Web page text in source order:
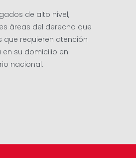
de alto nivel,
áreas del derecho que
que requieren atención
en su domicilio en
nacional.